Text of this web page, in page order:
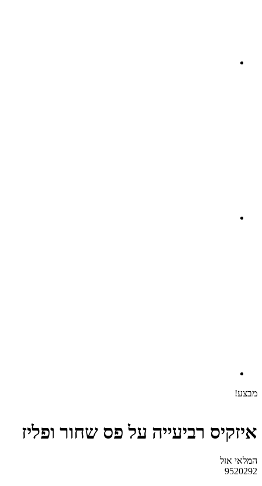
מבצע!
איזקיס רביעייה על פס שחור ופליז
המלאי אזל
9520292